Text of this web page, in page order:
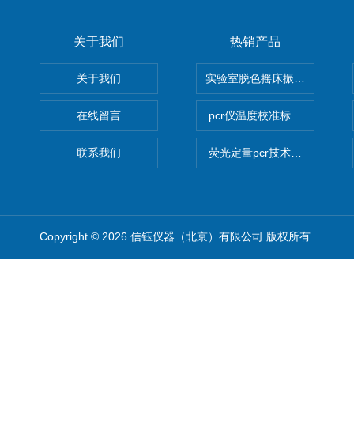
关于我们
关于我们
在线留言
联系我们
热销产品
实验室脱色摇床振荡器
pcr仪温度校准标定设备
荧光定量pcr技术定制化服务
Copyright © 2026 信钰仪器（北京）有限公司 版权所有